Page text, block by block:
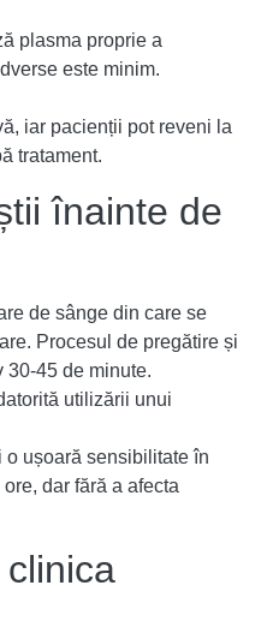
plasma proprie a
este minim.
iar pacienții pot reveni la
tratament.
înainte de
de sânge din care se
Procesul de pregătire și
30-45 de minute.
utilizării unui
o ușoară sensibilitate în
dar fără a afecta